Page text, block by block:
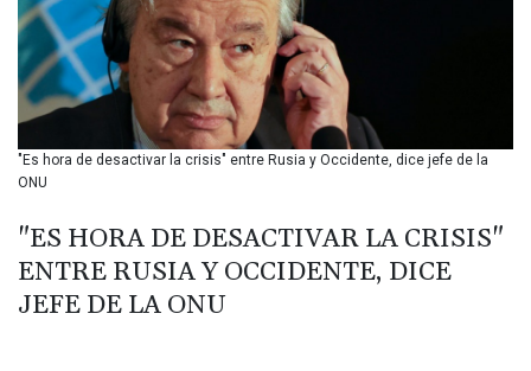
BWP 13.457596
BZD 2.00519
CDF 2262.50392
"Es hora de desactivar la crisis" entre Rusia y Occidente, dice jefe de la
ONU
"ES HORA DE DESACTIVAR LA CRISIS"
ENTRE RUSIA Y OCCIDENTE, DICE
JEFE DE LA ONU